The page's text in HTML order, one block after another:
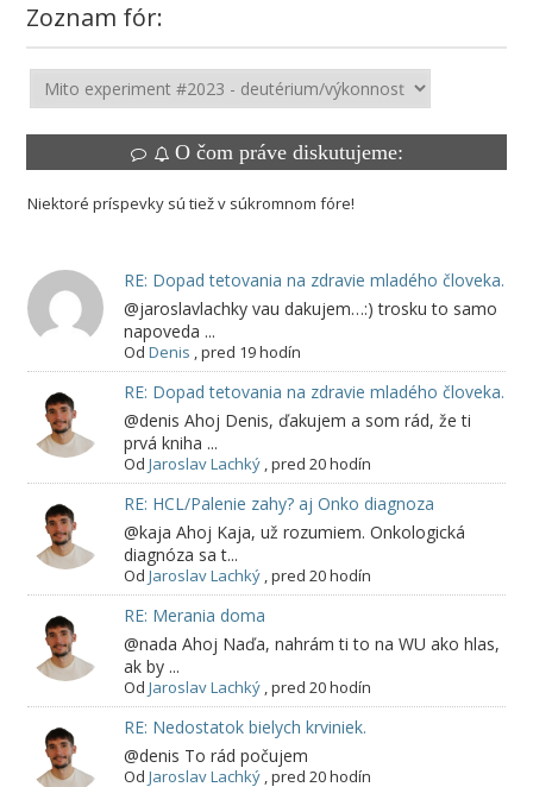
Zoznam fór:
O čom práve diskutujeme:
Niektoré príspevky sú tiež v súkromnom fóre!
RE: Dopad tetovania na zdravie mladého človeka.
@jaroslavlachky vau dakujem…:) trosku to samo
napoveda ...
Od Denis ,pred 19 hodín
RE: Dopad tetovania na zdravie mladého človeka.
@denis Ahoj Denis, ďakujem a som rád, že ti
prvá kniha ...
Od Jaroslav Lachký,pred 20 hodín
RE: HCL/Palenie zahy? aj Onko diagnoza
@kaja Ahoj Kaja, už rozumiem. Onkologická
diagnóza sa t...
Od Jaroslav Lachký,pred 20 hodín
RE: Merania doma
@nada Ahoj Naďa, nahrám ti to na WU ako hlas,
ak by ...
Od Jaroslav Lachký,pred 20 hodín
RE: Nedostatok bielych krviniek.
@denis To rád počujem
Od Jaroslav Lachký,pred 20 hodín